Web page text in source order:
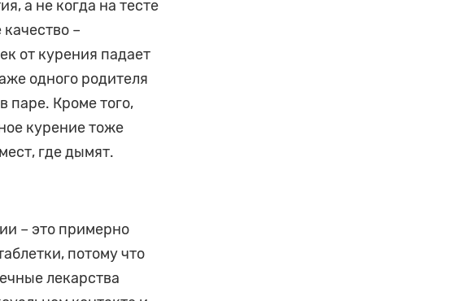
а не когда на тесте
–
от курения падает
одного родителя
паре. Кроме того,
курение тоже
где дымят.
– это примерно
потому что
лекарства